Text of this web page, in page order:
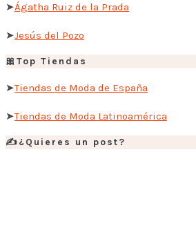
➤Ágatha Ruiz de la Prada
➤Jesús del Pozo
🎀Top Tiendas
➤Tiendas de Moda de España
➤Tiendas de Moda Latinoamérica
✍️¿Quieres un post?